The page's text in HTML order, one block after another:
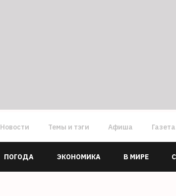
Новости Темы и тэги Афиша Газета
ПОГОДА ЭКОНОМИКА В МИРЕ